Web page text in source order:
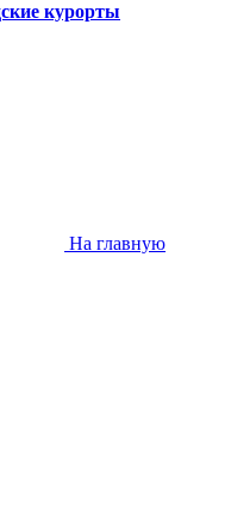
курорты
На главную